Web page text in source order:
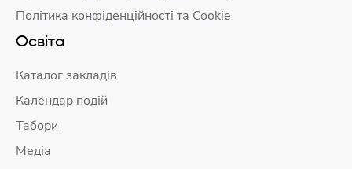
Політика конфіденційності та Cookie
Освіта
Каталог закладів
Календар подій
Табори
Медіа